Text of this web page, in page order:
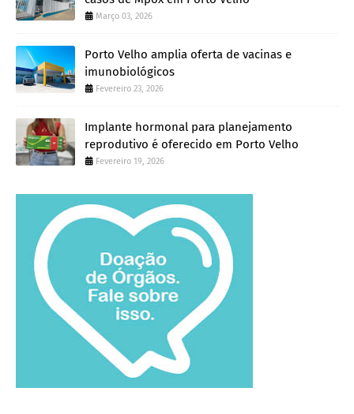
Março 03, 2026
Porto Velho amplia oferta de vacinas e
imunobiológicos
Fevereiro 23, 2026
Implante hormonal para planejamento
reprodutivo é oferecido em Porto Velho
Fevereiro 19, 2026